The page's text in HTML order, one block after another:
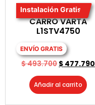
Instalación Gratis
BATERIA PARA
CARRO VARTA
L1STV4750
ENVÍO GRATIS
$493.700$ 477.790
Añadir al carrito